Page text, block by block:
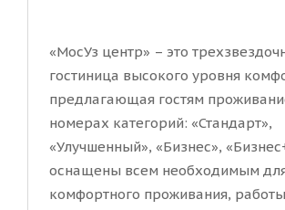
«МосУз центр» – это
гостиница высокого уровня
предлагающая гостям
номерах категорий: «Стандарт»,
«Улучшенный», «Бизнес»,
оснащены всем необходимым
комфортного проживания,